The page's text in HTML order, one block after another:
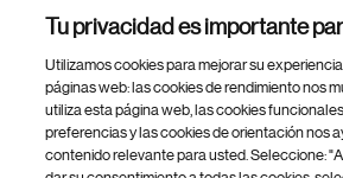
Footer Site Search
Tu privacidad es importante
Utilizamos cookies para mejorar su
páginas web: las cookies de rendimiento nos
utiliza esta página web, las cookies
preferencias y las cookies de orientación nos
contenido relevante para usted. Seleccione: